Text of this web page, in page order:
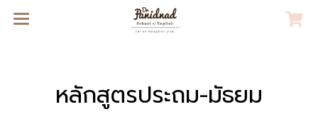
หลักสูตรประถม-มัธยม